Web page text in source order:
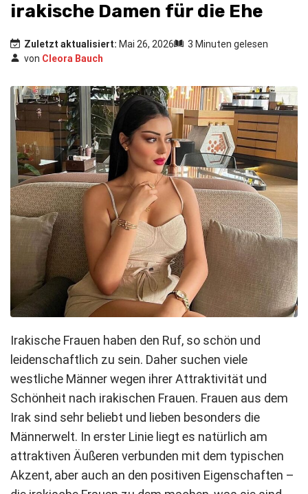
irakische Damen für die Ehe
Zuletzt aktualisiert: Mai 26, 2026
3 Minuten gelesen
von Cleora Bauch
Irakische Frauen haben den Ruf, so schön und
leidenschaftlich zu sein. Daher suchen viele
westliche Männer wegen ihrer Attraktivität und
Schönheit nach irakischen Frauen. Frauen aus dem
Irak sind sehr beliebt und lieben besonders die
Männerwelt. In erster Linie liegt es natürlich am
attraktiven Äußeren verbunden mit dem typischen
Akzent, aber auch an den positiven Eigenschaften –